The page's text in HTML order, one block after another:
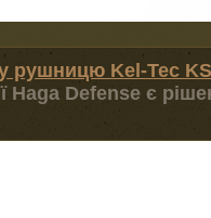
рушницю Kel-Tec
Haga Defense є